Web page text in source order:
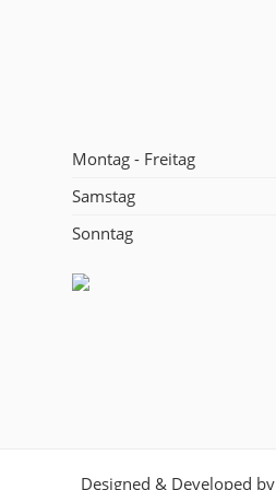
Montag - Freitag
Samstag
Sonntag
Designed & Developed by